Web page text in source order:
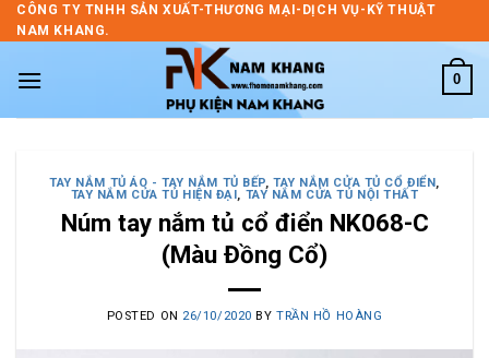
Skip
to
CÔNG TY TNHH SẢN XUẤT-THƯƠNG MẠI-DỊCH VỤ-KỸ THUẬT
NAM KHANG.
0
TAY NẮM TỦ ÁO - TAY NẮM TỦ BẾP,TAY NẮM CỬA TỦ CỔ ĐIỂN,
TAY NẮM CỬA TỦ HIỆN ĐẠI, TAY NẮM CỬA TỦ NỘI THẤT
Núm tay nắm tủ cổ điển NK068-C
(Màu Đồng Cổ)
POSTED ON 26/10/2020 BYTRẦN HỒ HOÀNG